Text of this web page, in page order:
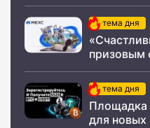
тема дня
призовым
тема дня
Площадка
для новых